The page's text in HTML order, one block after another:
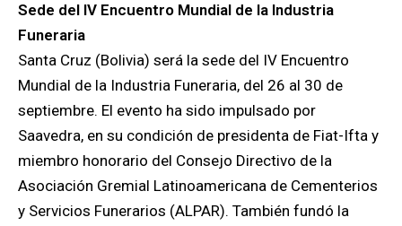
Sede del IV Encuentro Mundial de la Industria
Funeraria
Santa Cruz (Bolivia) será la sede del IV Encuentro
Mundial de la Industria Funeraria, del 26 al 30 de
septiembre. El evento ha sido impulsado por
Saavedra, en su condición de presidenta de Fiat-Ifta y
miembro honorario del Consejo Directivo de la
Asociación Gremial Latinoamericana de Cementerios
y Servicios Funerarios (ALPAR). También fundó la